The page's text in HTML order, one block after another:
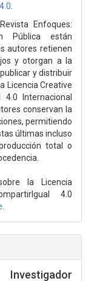
Enfoques:
Pública están
autores retienen
y otorgan a la
y distribuir
Licencia Creative
4.0 Internacional
conservan la
permitiendo
últimas incluso
total o
la Licencia
4.0
Investigador